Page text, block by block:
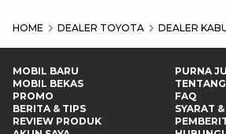
HOME DEALER TOYOTA DEALER
MOBIL BARU
MOBIL BEKAS
PROMO
BERITA & TIPS
REVIEW PRODUK
PURNA
FAQ
SYARAT